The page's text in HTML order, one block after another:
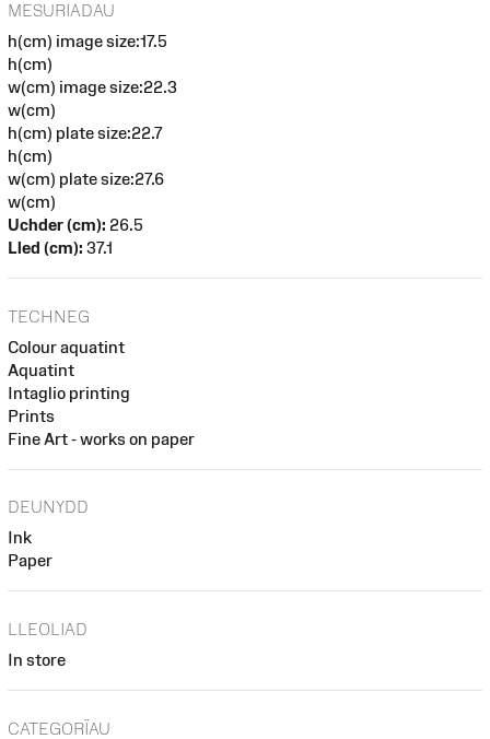
MESURIADAU
h(cm) image size:17.5
h(cm)
w(cm) image size:22.3
w(cm)
h(cm) plate size:22.7
h(cm)
w(cm) plate size:27.6
w(cm)
Uchder (cm): 26.5
Lled (cm): 37.1
TECHNEG
Colour aquatint
Aquatint
Intaglio printing
Prints
Fine Art - works on paper
DEUNYDD
Ink
Paper
LLEOLIAD
In store
CATEGORÏAU